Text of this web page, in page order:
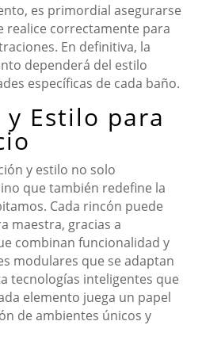
es primordial asegurarse
realice correctamente para
En definitiva, la
dependerá del estilo
específicas de cada baño.
Estilo para
y estilo no solo
que también redefine la
Cada rincón puede
maestra, gracias a
combinan funcionalidad y
modulares que se adaptan
tecnologías inteligentes que
elemento juega un papel
de ambientes únicos y